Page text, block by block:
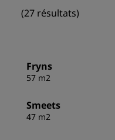
(27 résultats)
Fryns
57 m2
Smeets
47 m2